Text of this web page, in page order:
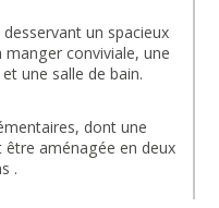
un spacieux
manger conviviale, une
une salle de bain.
dont une
aménagée en deux
.